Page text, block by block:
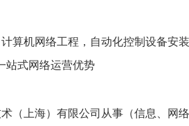
算机网络工程，自动化控制设备安
站式网络运营优势
（上海）有限公司从事（信息、网